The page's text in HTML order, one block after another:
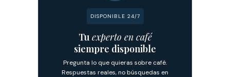
DISPONIBLE 24/7
Tu experto en café
siempre disponible
Pregunta lo que quieras sobre café.
Respuestas reales, no búsquedas en